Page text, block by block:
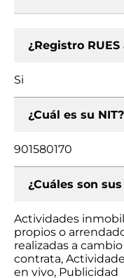
¿Registro
Si
¿Cuál es su NIT?
901580170
¿Cuáles son
Actividades
propios o
realizadas a
contrata,
en vivo, Publicidad